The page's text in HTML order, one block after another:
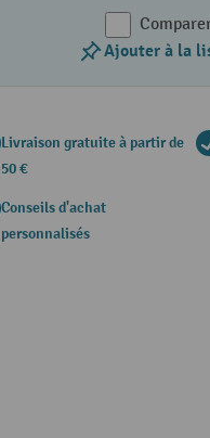
Ajouter à la
Livraison gratuite à partir de
50 €
Conseils d'achat
personnalisés